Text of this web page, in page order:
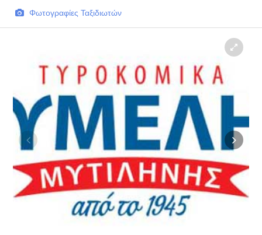
Φωτογραφίες Ταξιδιωτών